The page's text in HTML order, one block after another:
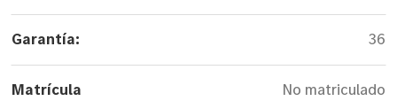
Garantía: 36
Matrícula No matriculado